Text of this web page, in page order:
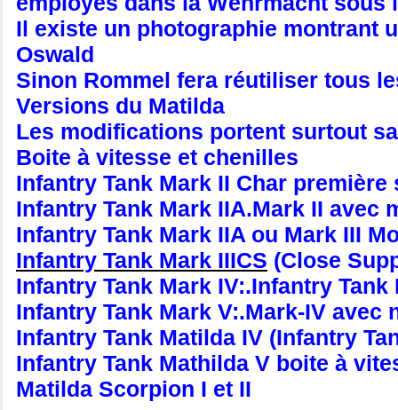
Il existe un photographie montrant
Oswald
Sinon Rommel fera réutiliser
Versions du Matilda
Les modifications portent surtout
Boite à vitesse et chenilles
Infantry Tank Mark II Char
Infantry Tank Mark IIA.Mark II avec
Infantry Tank Mark IIA ou Mark III
Infantry Tank Mark IIICS (Close
Infantry Tank Mark IV:.Infantry
Infantry Tank Mark V:.Mark-IV avec
Infantry Tank Matilda IV (Infantry
Infantry Tank Mathilda V boite à
Matilda Scorpion I et II